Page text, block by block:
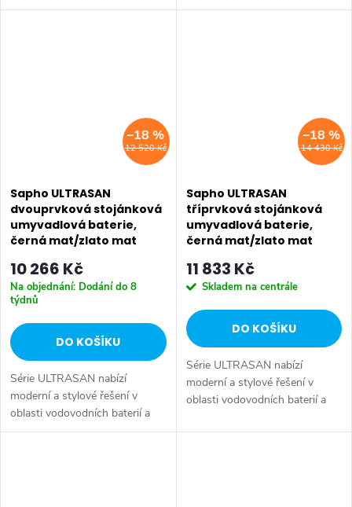
sprchových systémů, které
sprchových systémů, které
12 520 Kč
–18 %
Sapho ULTRASAN
dvouprvková stojánková
umyvadlová baterie,
černá mat/zlato mat
10 266 Kč
Na objednání: Dodání do 8
týdnů
DO KOŠÍKU
Série ULTRASAN nabízí
moderní a stylové řešení v
oblasti vodovodních baterií a
sprchových systémů, které
14 430 Kč
–18 %
Sapho ULTRASAN
tříprvková stojánková
umyvadlová baterie,
černá mat/zlato mat
11 833 Kč
Skladem na centrále
DO KOŠÍKU
Série ULTRASAN nabízí
moderní a stylové řešení v
oblasti vodovodních baterií a
spojuje praktické funkce s